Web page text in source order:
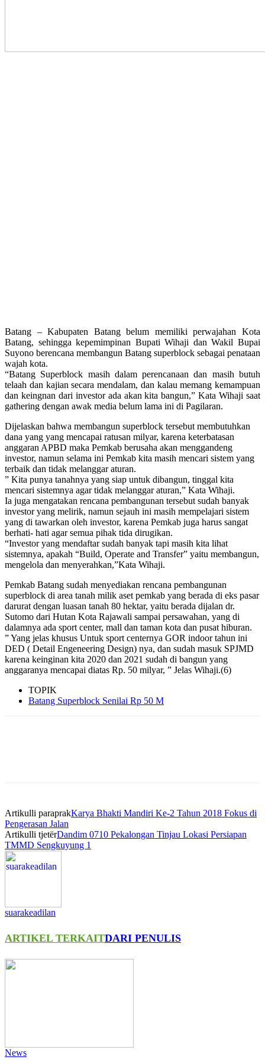
Batang – Kabupaten Batang belum memiliki perwajahan Kota
Batang, sehingga kepemimpinan Bupati Wihaji dan Wakil Bupai
Suyono berencana membangun Batang superblock sebagai penataan
wajah kota.
“Batang Superblock masih dalam perencanaan dan masih butuh
telaah dan kajian secara mendalam, dan kalau memang kemampuan
dan keingnan dari investor ada akan kita bangun,” Kata Wihaji saat
gathering dengan awak media belum lama ini di Pagilaran.
Dijelaskan bahwa membangun superblock tersebut membutuhkan
dana yang yang mencapai ratusan milyar, karena keterbatasan
anggaran APBD maka Pemkab berusaha akan menggandeng
investor, namun selama ini Pemkab kita masih mencari sistem yang
terbaik dan tidak melanggar aturan.
” Kita punya tanahnya yang siap untuk dibangun, tinggal kita
mencari sistemnya agar tidak melanggar aturan,” Kata Wihaji.
Ia juga mengatakan rencana pembangunan tersebut sudah banyak
investor yang melirik, namun sejauh ini masih mempelajari sistem
yang di tawarkan oleh investor, karena Pemkab juga harus sangat
berhati- hati agar semua pihak tida dirugikan.
“Investor yang mendaftar sudah banyak tapi masih kita lihat
sistemnya, apakah “Build, Operate and Transfer” yaitu membangun,
mengelola dan menyerahkan,”Kata Wihaji.
Pemkab Batang sudah menyediakan rencana pembangunan
superblock di area tanah milik aset pemkab yang berada di eks pasar
darurat dengan luasan tanah 80 hektar, yaitu berada dijalan dr.
Sutomo dari Hutan Kota Rajawali sampai persawahan, yang di
dalamnya ada sport center, mall dan taman kota dan pusat hiburan.
” Yang jelas khusus Untuk sport centernya GOR indoor tahun ini
DED ( Detail Engeneering Design) nya, dan sudah masuk SPJMD
karena keinginan kita 2020 dan 2021 sudah di bangun yang
anggaranya mencapai diatas Rp. 50 milyar, ” Jelas Wihaji.(6)
TOPIK
Batang Superblock Senilai Rp 50 M
Artikulli paraprakKarya Bhakti Mandiri Ke-2 Tahun 2018 Fokus di
Pengerasan Jalan
Artikulli tjetërDandim 0710 Pekalongan Tinjau Lokasi Persiapan
TMMD Sengkuyung 1
suarakeadilan
ARTIKEL TERKAITDARI PENULIS
News